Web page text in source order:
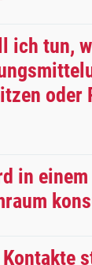
ich tun,
oder
in